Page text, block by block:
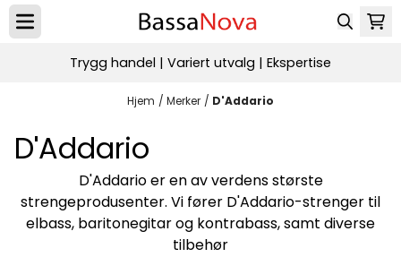
Hopp til innhold
Trygg handel | Variert utvalg | Ekspertise
Hjem / Merker / D'Addario
D'Addario
D'Addario er en av verdens største
strengeprodusenter. Vi fører D'Addario-strenger til
elbass, baritonegitar og kontrabass, samt diverse
tilbehør